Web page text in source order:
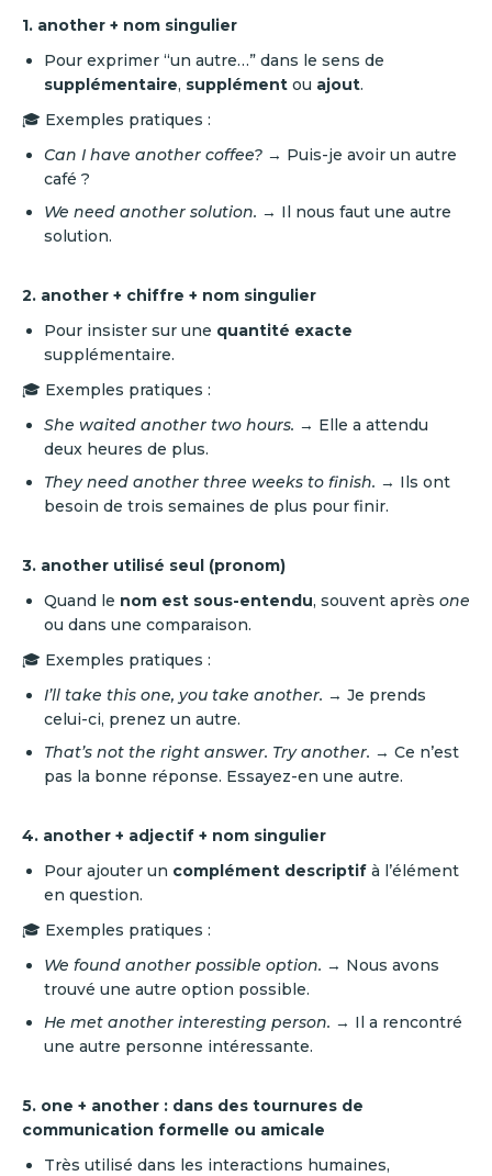
1. another + nom singulier
Pour exprimer “un autre…” dans le sens de
supplémentaire, supplément ou ajout.
🎓 Exemples pratiques :
Can I have another coffee? → Puis-je avoir un autre
café ?
We need another solution. → Il nous faut une autre
solution.
2. another + chiffre + nom singulier
Pour insister sur une quantité exacte
supplémentaire.
🎓 Exemples pratiques :
She waited another two hours. → Elle a attendu
deux heures de plus.
They need another three weeks to finish. → Ils ont
besoin de trois semaines de plus pour finir.
3. another utilisé seul (pronom)
Quand le nom est sous-entendu, souvent après one
ou dans une comparaison.
🎓 Exemples pratiques :
I’ll take this one, you take another. → Je prends
celui-ci, prenez un autre.
That’s not the right answer. Try another. → Ce n’est
pas la bonne réponse. Essayez-en une autre.
4. another + adjectif + nom singulier
Pour ajouter un complément descriptif à l’élément
en question.
🎓 Exemples pratiques :
We found another possible option. → Nous avons
trouvé une autre option possible.
He met another interesting person. → Il a rencontré
une autre personne intéressante.
5. one + another : dans des tournures de
communication formelle ou amicale
Très utilisé dans les interactions humaines,